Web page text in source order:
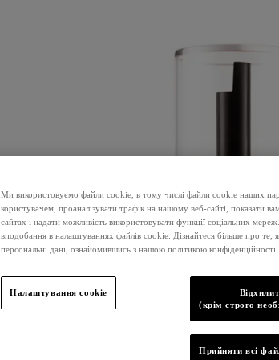
Ми використовуємо файли cookie, в тому числі файли cookie наших
користувачем, проаналізувати трафік на нашому веб-сайті, показати
сайтах і надати можливість використовувати функції соціальних
вподобання в налаштуваннях файлів cookie. Дізнайтеся більше про те,
персональні дані, ознайомившись з нашою політикою конфіденційності
(крім строго
Прийняти всі
Налаштування cookie